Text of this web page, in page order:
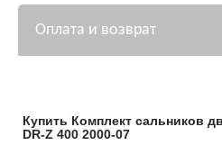
Оплата и возврат
Купить Комплект сальников
DR-Z 400 2000-07